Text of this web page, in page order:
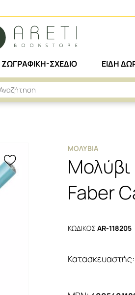
ΖΩΓΡΑΦΙΚΗ-ΣΧΕΔΙΟ ΕΙΔΗ
ΜΟΛΎΒΙΑ
Μολύβι
Faber
ΚΩΔΙΚΟΣAR-118205
Κατασκευαστής: